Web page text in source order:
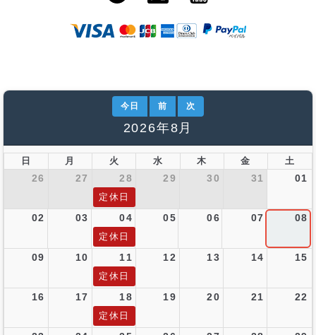
今日 前 次
2026年8月
日 月 火 水 木 金 土
26 27 28 29 30 31 01
定休日
02 03 04 05 06 07 08
定休日
09 10 11 12 13 14 15
定休日
16 17 18 19 20 21 22
定休日